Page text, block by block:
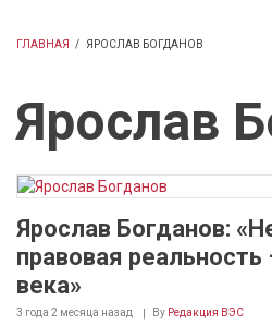
ГЛАВНАЯ / ЯРОСЛАВ БОГДАНОВ
Ярослав
Ярослав Богданов:
правовая реальность
века»
3 года 2 месяца назад By Редакция ВЭС